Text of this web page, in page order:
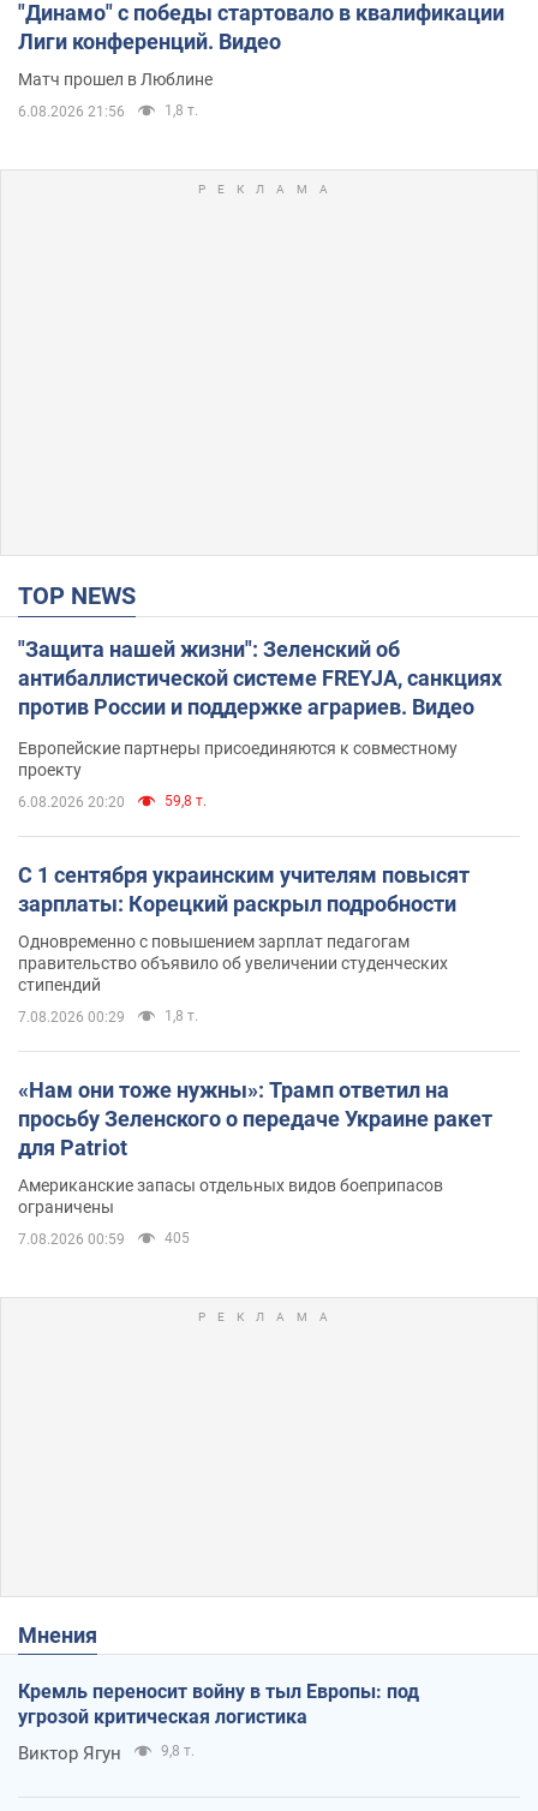
"Динамо" с победы стартовало в квалификации
Лиги конференций. Видео
Матч прошел в Люблине
6.08.2026 21:56 1,8 т.
TOP NEWS
"Защита нашей жизни": Зеленский об
антибаллистической системе FREYJA, санкциях
против России и поддержке аграриев. Видео
Европейские партнеры присоединяются к совместному
проекту
6.08.2026 20:20 59,8 т.
С 1 сентября украинским учителям повысят
зарплаты: Корецкий раскрыл подробности
Одновременно с повышением зарплат педагогам
правительство объявило об увеличении студенческих
стипендий
7.08.2026 00:29 1,8 т.
«Нам они тоже нужны»: Трамп ответил на
просьбу Зеленского о передаче Украине ракет
для Patriot
Американские запасы отдельных видов боеприпасов
ограничены
7.08.2026 00:59 405
Мнения
Кремль переносит войну в тыл Европы: под
угрозой критическая логистика
Виктор Ягун 9,8 т.